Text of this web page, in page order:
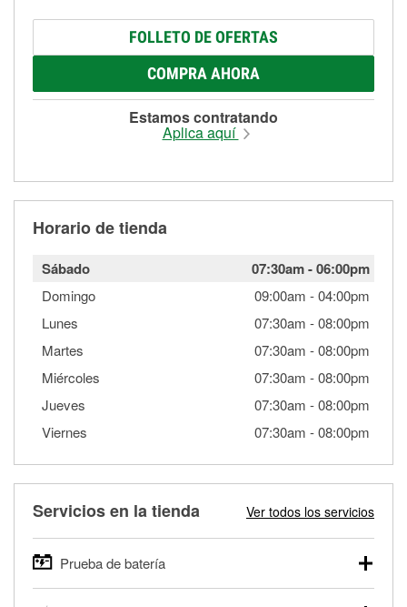
FOLLETO DE OFERTAS
COMPRA AHORA
Estamos contratando
Aplica aquí
Horario de tienda
Sábado 07:30am-06:00pm
Domingo 09:00am -04:00pm
Lunes
07:30am -08:00pm
Martes
07:30am -08:00pm
Miércoles
07:30am -08:00pm
Jueves
07:30am -08:00pm
Viernes
07:30am -08:00pm
Servicios en la tienda Ver todos los servicios
Prueba de batería